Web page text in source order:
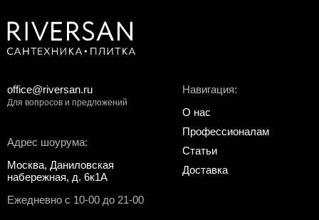
Адрес шоурума:
Москва, Даниловская
набережная, д. 6к1А
Ежедневно с 10-00 до 21-00
Навигация:
О нас
Профессионалам
Статьи
Доставка
office@riversan.ru
Для вопросов и предложений